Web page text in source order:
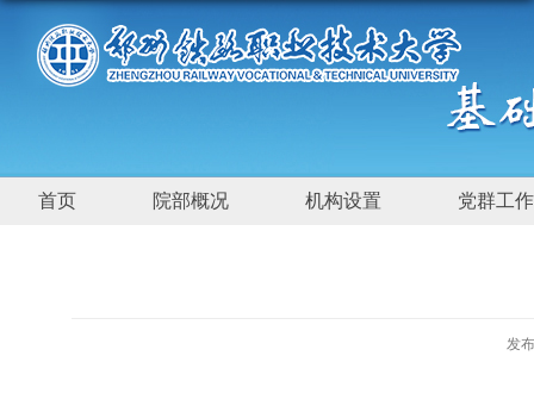
首页 院部概况 机构设置 党群工作
发